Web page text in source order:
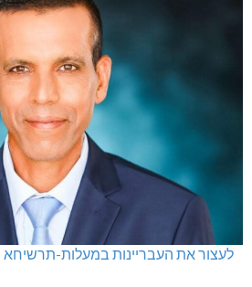
לעצור את העבריינות במעלות-תרשיחא